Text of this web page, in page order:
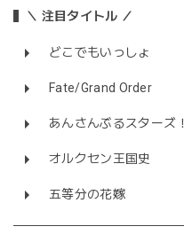
＼ 注目タイトル ／
どこでもいっしょ
Fate/Grand Order
あんさんぶるスターズ！
オルクセン王国史
五等分の花嫁